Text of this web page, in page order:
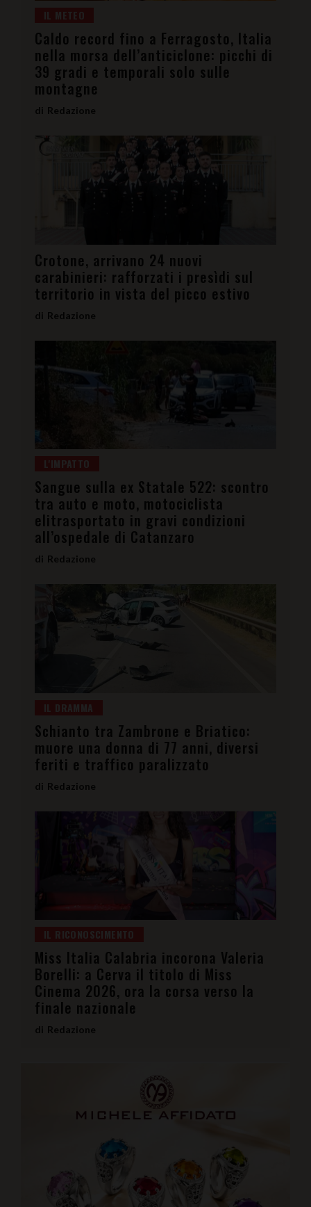
IL METEO
Caldo record fino a Ferragosto, Italia
nella morsa dell’anticiclone: picchi di
39 gradi e temporali solo sulle
montagne
Redazione
Crotone, arrivano 24 nuovi
carabinieri: rafforzati i presìdi sul
territorio in vista del picco estivo
Redazione
L'IMPATTO
Sangue sulla ex Statale 522: scontro
tra auto e moto, motociclista
elitrasportato in gravi condizioni
all’ospedale di Catanzaro
Redazione
IL DRAMMA
Schianto tra Zambrone e Briatico:
muore una donna di 77 anni, diversi
feriti e traffico paralizzato
Redazione
IL RICONOSCIMENTO
Miss Italia Calabria incorona Valeria
Borelli: a Cerva il titolo di Miss
Cinema 2026, ora la corsa verso la
finale nazionale
Redazione